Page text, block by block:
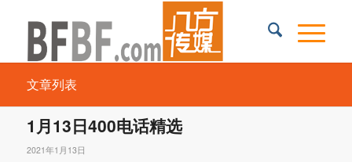
文章列表
1月13日400电话精选
2021年1月13日